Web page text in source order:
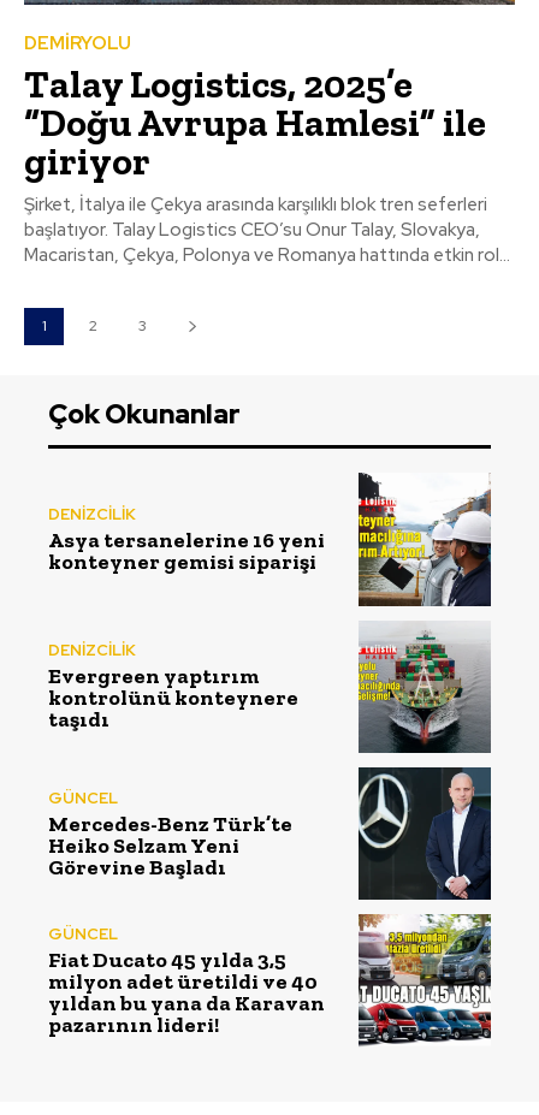
DEMİRYOLU
Talay Logistics, 2025’e
“Doğu Avrupa Hamlesi” ile
giriyor
Şirket, İtalya ile Çekya arasında karşılıklı blok tren seferleri
başlatıyor. Talay Logistics CEO’su Onur Talay, Slovakya,
Macaristan, Çekya, Polonya ve Romanya hattında etkin rol...
1 2 3
Çok Okunanlar
DENİZCİLİK
Asya tersanelerine 16 yeni
konteyner gemisi siparişi
DENİZCİLİK
Evergreen yaptırım
kontrolünü konteynere
taşıdı
GÜNCEL
Mercedes-Benz Türk’te
Heiko Selzam Yeni
Görevine Başladı
GÜNCEL
Fiat Ducato 45 yılda 3,5
milyon adet üretildi ve 40
yıldan bu yana da Karavan
pazarının lideri!